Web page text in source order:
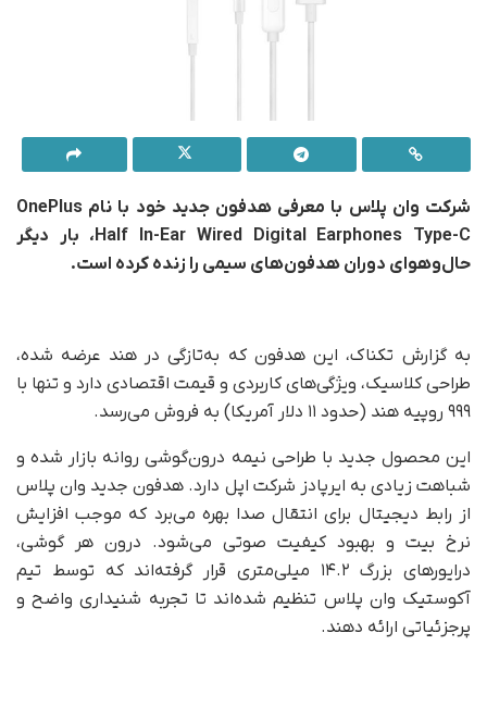
شرکت وان پلاس با معرفی هدفون جدید خود با نام OnePlus
Half In-Ear Wired Digital Earphones Type-C، بار دیگر
حال‌و‌هوای دوران هدفون‌های سیمی را زنده کرده است.
به گزارش تکناک، این هدفون که به‌تازگی در هند عرضه شده،
طراحی کلاسیک، ویژگی‌های کاربردی و قیمت اقتصادی دارد و تنها با
۹۹۹ روپیه هند (حدود ۱۱ دلار آمریکا) به فروش می‌رسد.
این محصول جدید با طراحی نیمه درون‌گوشی روانه بازار شده و
شباهت زیادی به ایرپادز شرکت اپل دارد. هدفون جدید وان پلاس
از رابط دیجیتال برای انتقال صدا بهره می‌برد که موجب افزایش
نرخ بیت و بهبود کیفیت صوتی می‌شود. درون هر گوشی،
درایورهای بزرگ ۱۴.۲ میلی‌متری قرار گرفته‌اند که توسط تیم
آکوستیک وان پلاس تنظیم شده‌اند تا تجربه شنیداری واضح و
پرجزئیاتی ارائه دهند.